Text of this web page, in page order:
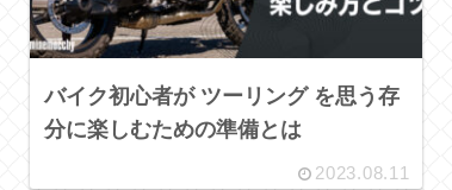
バイク初心者が ツーリング を思う存
分に楽しむための準備とは
2023.08.11